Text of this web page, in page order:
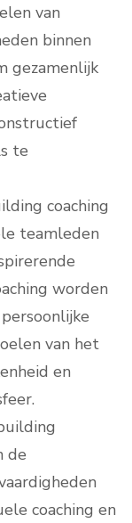
van
binnen
gezamenlijk
te
coaching
teamleden
worden
van het
en
de
coaching en